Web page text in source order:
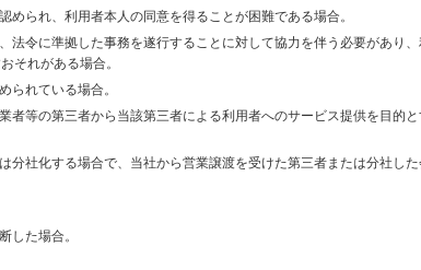
られ、利用者本人の同意を得ることが困難である場合。
令に準拠した事務を遂行することに対して協力を伴う必要があり、
それがある場合。
られている場合。
等の第三者から当該第三者による利用者へのサービス提供を目的と
社化する場合で、当社から営業譲渡を受けた第三者または分社した
した場合。